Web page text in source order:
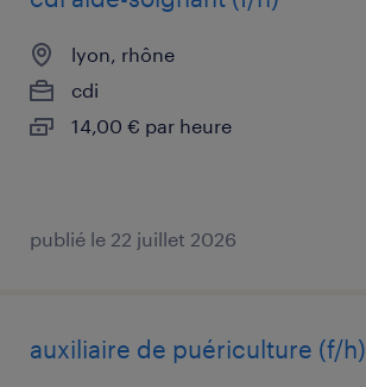
lyon, rhône
cdi
14,00 € par heure
publié le 22 juillet 2026
auxiliaire de puériculture (f/h)